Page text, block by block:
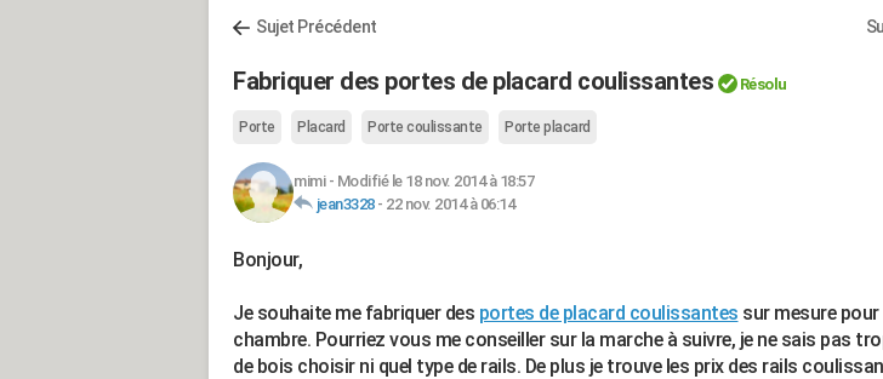
Sujet Précédent
Fabriquer des portes de placard coulissantes Résolu
Porte Placard Porte coulissante Porte placard
mimi- Modifié le 18 nov. 2014 à 18:57
jean3328- 22 nov. 2014 à 06:14
Bonjour,
Je souhaite me fabriquer des portes de placard coulissantes sur mesure pour
chambre. Pourriez vous me conseiller sur la marche à suivre, je ne sais pas
de bois choisir ni quel type de rails. De plus je trouve les prix des rails